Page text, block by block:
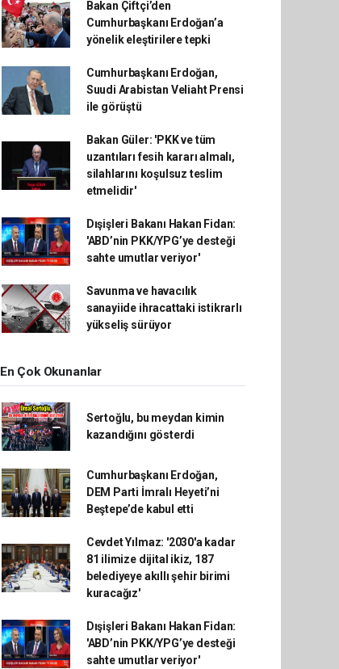
Bakan Çiftçi’den
Cumhurbaşkanı Erdoğan’a
yönelik eleştirilere tepki
Cumhurbaşkanı Erdoğan,
Suudi Arabistan Veliaht Prensi
ile görüştü
Bakan Güler: 'PKK ve tüm
uzantıları fesih kararı almalı,
silahlarını koşulsuz teslim
etmelidir'
Dışişleri Bakanı Hakan Fidan:
'ABD’nin PKK/YPG’ye desteği
sahte umutlar veriyor'
Savunma ve havacılık
sanayiide ihracattaki istikrarlı
yükseliş sürüyor
En Çok Okunanlar
Sertoğlu, bu meydan kimin
kazandığını gösterdi
Cumhurbaşkanı Erdoğan,
DEM Parti İmralı Heyeti’ni
Beştepe’de kabul etti
Cevdet Yılmaz: '2030'a kadar
81 ilimize dijital ikiz, 187
belediyeye akıllı şehir birimi
kuracağız'
Dışişleri Bakanı Hakan Fidan:
'ABD’nin PKK/YPG’ye desteği
sahte umutlar veriyor'